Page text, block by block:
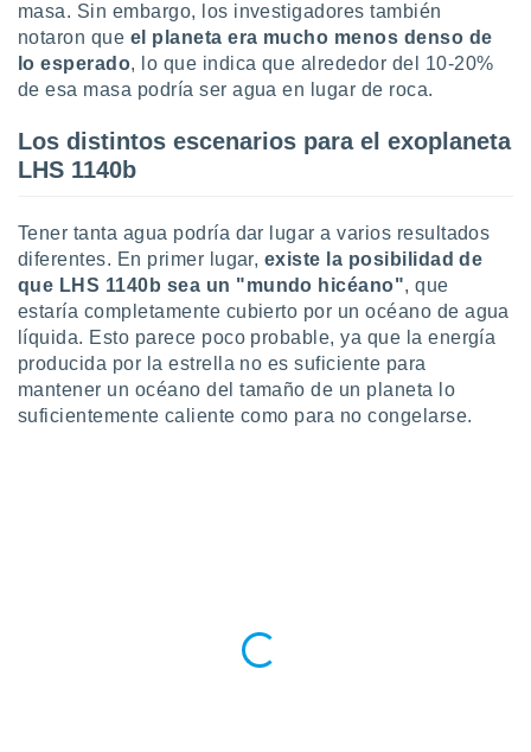
e
mediante
publicidad
1199
masa. Sin embargo, los investigadores también
notaron que el planeta era mucho menos denso de
lo esperado, lo que indica que alrededor del 10-20%
de esa masa podría ser agua en lugar de roca.
Los distintos escenarios para el exoplaneta
LHS 1140b
Tener tanta agua podría dar lugar a varios resultados
diferentes. En primer lugar, existe la posibilidad de
que LHS 1140b sea un "mundo hicéano", que
estaría completamente cubierto por un océano de agua
líquida. Esto parece poco probable, ya que la energía
producida por la estrella no es suficiente para
mantener un océano del tamaño de un planeta lo
suficientemente caliente como para no congelarse.